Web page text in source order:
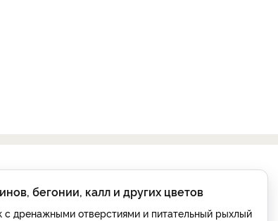
бегонии, калл и других цветов
дренажными отверстиями и питательный рыхлый